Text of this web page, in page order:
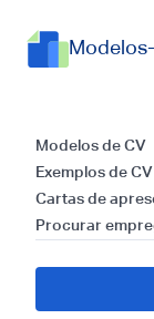
Modelos de CV
Exemplos de CV
Cartas de
Procurar
e